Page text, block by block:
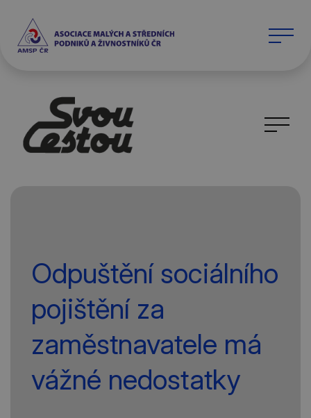
Odpuštění sociálního
pojištění za
zaměstnavatele má
vážné nedostatky